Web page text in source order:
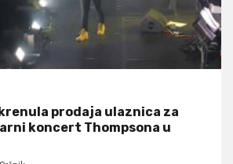
prodaja ulaznica za
koncert Thompsona u